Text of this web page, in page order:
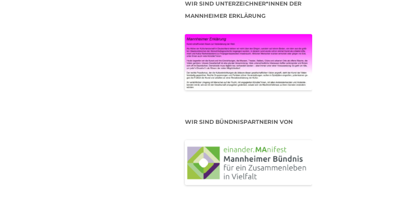
WIR SIND UNTERZEICHNER*INNEN DER
MANNHEIMER ERKLÄRUNG
WIR SIND BÜNDNISPARTNERIN VON